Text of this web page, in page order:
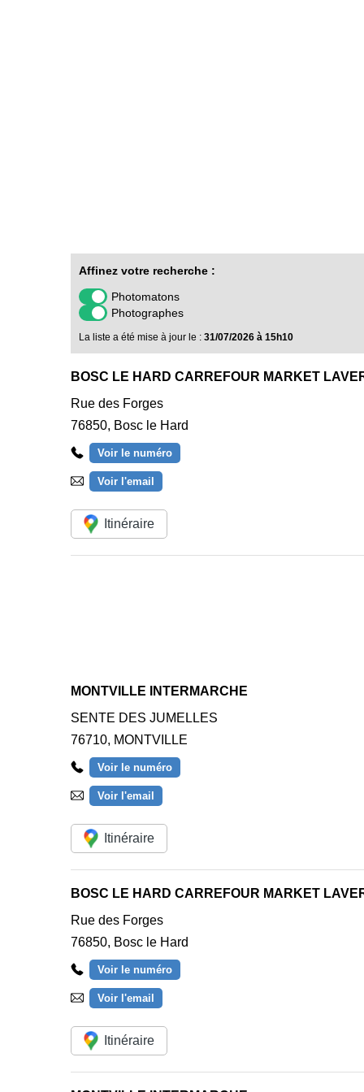
Affinez votre recherche :
Photomatons
Photographes
La liste a été mise à jour le : 31/07/2026 à 15h10
BOSC LE HARD CARREFOUR MARKET
Rue des Forges
76850, Bosc le Hard
Voir le numéro
Voir l'email
Itinéraire
MONTVILLE INTERMARCHE
SENTE DES JUMELLES
76710, MONTVILLE
Voir le numéro
Voir l'email
Itinéraire
BOSC LE HARD CARREFOUR MARKET
Rue des Forges
76850, Bosc le Hard
Voir le numéro
Voir l'email
Itinéraire